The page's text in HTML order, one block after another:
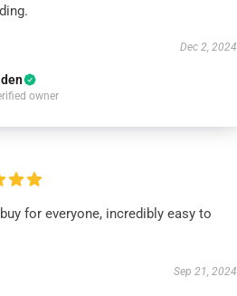
Dec 2, 2024
owner
for everyone, incredibly easy to
Sep 21, 2024